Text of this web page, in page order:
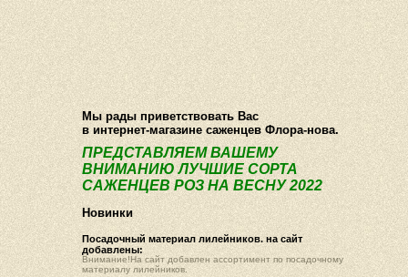
О компании Как купить Фотогалерея Статьи Опт
Мы рады приветствовать Вас
в интернет-магазине саженцев Флора-нова.
ПРЕДСТАВЛЯЕМ ВАШЕМУ
ВНИМАНИЮ ЛУЧШИЕ СОРТА
САЖЕНЦЕВ РОЗ НА ВЕСНУ 2022
Новинки
Посадочный материал лилейников. на сайт
добавлены:
Внимание!На сайт добавлен ассортимент по посадочному
материалу лилейников.